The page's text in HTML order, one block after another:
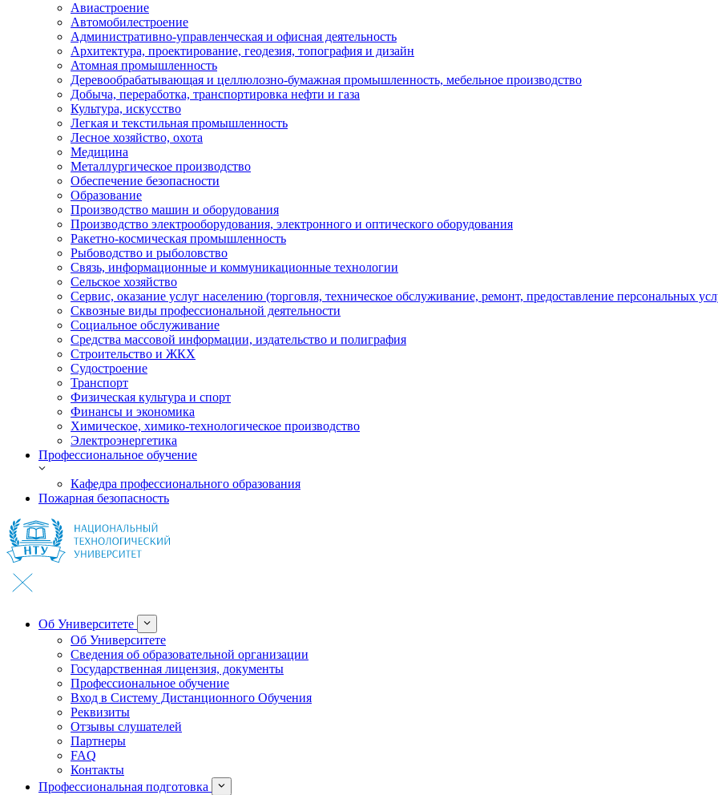
Авиастроение
Автомобилестроение
Административно-управленческая и офисная деятельность
Архитектура, проектирование, геодезия, топография и дизайн
Атомная промышленность
Деревообрабатывающая и целлюлозно-бумажная промышленность, мебельное производство
Добыча, переработка, транспортировка нефти и газа
Культура, искусство
Легкая и текстильная промышленность
Лесное хозяйство, охота
Медицина
Металлургическое производство
Обеспечение безопасности
Образование
Производство машин и оборудования
Производство электрооборудования, электронного и оптического оборудования
Ракетно-космическая промышленность
Рыбоводство и рыболовство
Связь, информационные и коммуникационные технологии
Сельское хозяйство
Сервис, оказание услуг населению (торговля, техническое обслуживание, ремонт, предоставление персональных
Сквозные виды профессиональной деятельности
Социальное обслуживание
Средства массовой информации, издательство и полиграфия
Строительство и ЖКХ
Судостроение
Транспорт
Физическая культура и спорт
Финансы и экономика
Химическое, химико-технологическое производство
Электроэнергетика
Профессиональное обучение
Кафедра профессионального образования
Пожарная безопасность
Об Университете
Об Университете
Сведения об образовательной организации
Государственная лицензия, документы
Профессиональное обучение
Вход в Систему Дистанционного Обучения
Реквизиты
Отзывы слушателей
Партнеры
FAQ
Контакты
Профессиональная подготовка